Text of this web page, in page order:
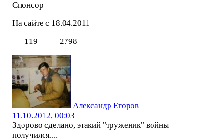
Спонсор
На сайте с 18.04.2011
119
2798
Александр Егоров
11.10.2012, 00:03
Здорово сделано, этакий "труженик" войны
получился....